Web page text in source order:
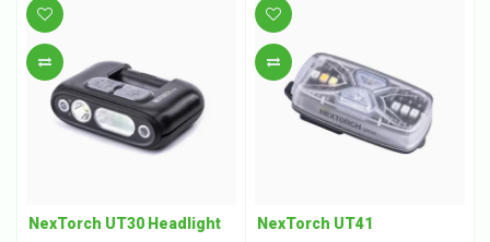
В сравнение
NexTorch UT30 Headlight
В сравнение
NexTorch UT41